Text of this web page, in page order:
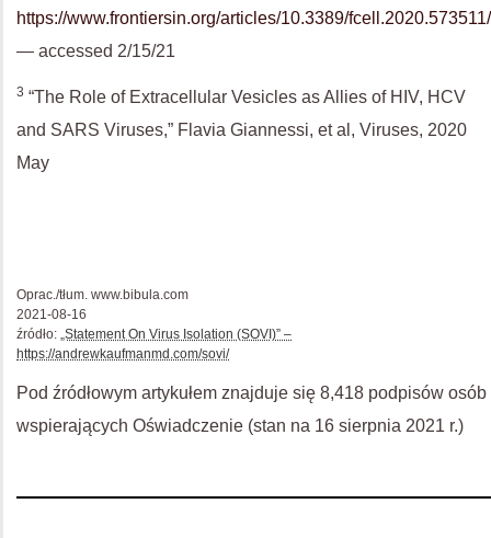
https://www.frontiersin.org/articles/10.3389/
— accessed 2/15/21
3 “The Role of Extracellular Vesicles as Allies of HIV, HCV
and SARS Viruses,” Flavia Giannessi, et al, Viruses, 2020
May
Oprac./tłum. www.bibula.com
2021-08-16
źródło: „Statement On Virus Isolation (SOVI)” –
https://andrewkaufmanmd.com/sovi/
Pod źródłowym artykułem znajduje się 8,418 podpisów osób
wspierających Oświadczenie (stan na 16 sierpnia 2021 r.)